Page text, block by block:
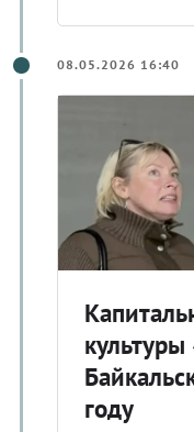
08.05.2026 16:40
году